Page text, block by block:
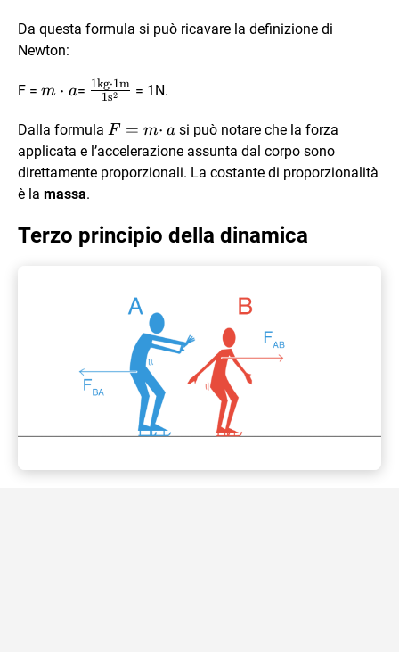
Da questa formula si può ricavare la definizione di
Newton:
F = m
a
m ⋅ a= \frac{1\text{kg}\cdot
{1\text{s}^{2}}
1s2
1kg⋅1m = 1N.
Dalla formula F
=
m·
F = m⋅ asi può notare che la forza
applicata e l’accelerazione assunta dal corpo sono
direttamente proporzionali. La costante di proporzionalità
è la massa.
Terzo principio della dinamica